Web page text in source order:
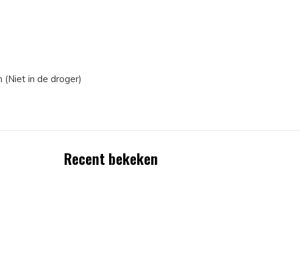
in de droger)
Recent bekeken